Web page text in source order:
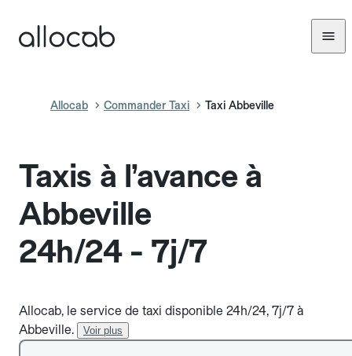
Allocab Commander Taxi Taxi Abbeville
Taxis à l’avance à
Abbeville
24h/24 - 7j/7
Allocab, le service de taxi disponible 24h/24, 7j/7 à
Abbeville.
Voir plus